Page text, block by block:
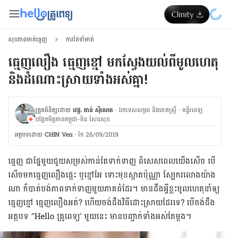
សុខភាពមាត់ធ្មេញ ការថែទាំមាត់
ធ្មេញលឿង ធ្មេញខ្មៅ មកស្វែងយល់ពីមូលហេតុ
និងដំណោះស្រាយទាំងអស់គ្នា!
ត្រួតពិនិត្យដោយ វេជ្ជ. ចាន់ ស៊ីណេត ·ឯកទេសសម្ភព និងរោគស្ត្រី ·ម​ន្ទីរពេទ្យ
បង្អែកមិត្តភាពកម្ពុជា-ចិន សែនសុខ
អត្ថបទ​ដោយ CHIN Ven · កែ 26/09/2019
ធ្មេញ ជាផ្នែមួយ​ជួយ​សម្រស់​កាន់​តែ​ទាក់ទាញ ពិសេស​ពេលយើង​សើច បើ​
សើច​មក​ធ្មេញលឿងផ្អេះ ឬខ្មៅអែ ទោះ​មុខ​ស្អាត​ប៉ុណ្ណា ស្បែក​​រលោង​យ៉ាង​
ណា ក៏​បាត់​បង់​ភាព​ទាក់ទាញ​មួយ​ភាគ​ធំ​ដែរ។ មាន​ដឹងអ្វី​ខ្លះ​​មូលហេតុនាំ​ឲ្យ​
ធ្មេញ​ខ្មៅ ធ្មេញ​លឿង​អត់? ហើយ​ចង់​ដឹង​វិធី​ដោះ​ស្រាយ​ដែរទេ? បើ​ចង់​ដឹង
អត្ថបទ “Hello គ្រូពេទ្យ’ មួយនេះ មាន​បញ្ជាក់​ទាំង​អស់​តែ​ម្តង។